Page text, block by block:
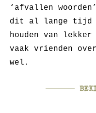
‘afvallen
dit al lange tijd
houden van
vaak vrienden
wel.